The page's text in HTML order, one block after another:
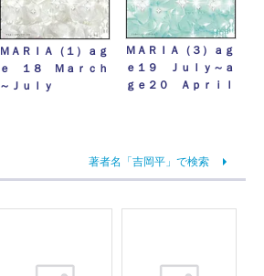
ＭＡＲＩＡ（１）ａｇ
ｅ １８ Ｍａｒｃｈ
～Ｊｕｌｙ
ＭＡＲＩＡ（３）ａｇ
ｅ１９ Ｊｕｌｙ～ａ
ｇｅ２０ Ａｐｒｉｌ
著者名「吉岡平」で検索